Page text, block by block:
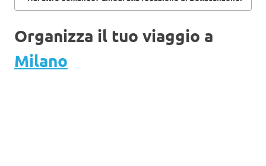
Organizza il tuo viaggio a
Milano